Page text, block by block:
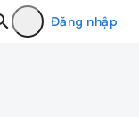
Đăng nhập